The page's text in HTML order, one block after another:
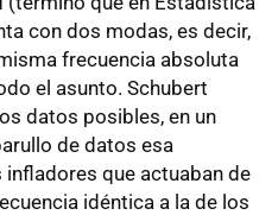
con dos modas, es decir,
frecuencia absoluta
el asunto. Schubert
datos posibles, en un
de datos esa
que actuaban de
idéntica a la de los